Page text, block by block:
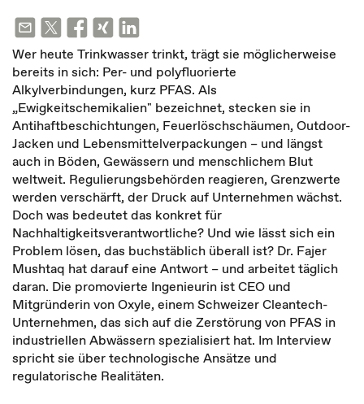
Wer heute Trinkwasser trinkt, trägt sie möglicherweise
bereits in sich: Per- und polyfluorierte
Alkylverbindungen, kurz PFAS. Als
„Ewigkeitschemikalien" bezeichnet, stecken sie in
Antihaftbeschichtungen, Feuerlöschschäumen, Outdoor-
Jacken und Lebensmittelverpackungen – und längst
auch in Böden, Gewässern und menschlichem Blut
weltweit. Regulierungsbehörden reagieren, Grenzwerte
werden verschärft, der Druck auf Unternehmen wächst.
Doch was bedeutet das konkret für
Nachhaltigkeitsverantwortliche? Und wie lässt sich ein
Problem lösen, das buchstäblich überall ist? Dr. Fajer
Mushtaq hat darauf eine Antwort – und arbeitet täglich
daran. Die promovierte Ingenieurin ist CEO und
Mitgründerin von Oxyle, einem Schweizer Cleantech-
Unternehmen, das sich auf die Zerstörung von PFAS in
industriellen Abwässern spezialisiert hat. Im Interview
spricht sie über technologische Ansätze und
regulatorische Realitäten.